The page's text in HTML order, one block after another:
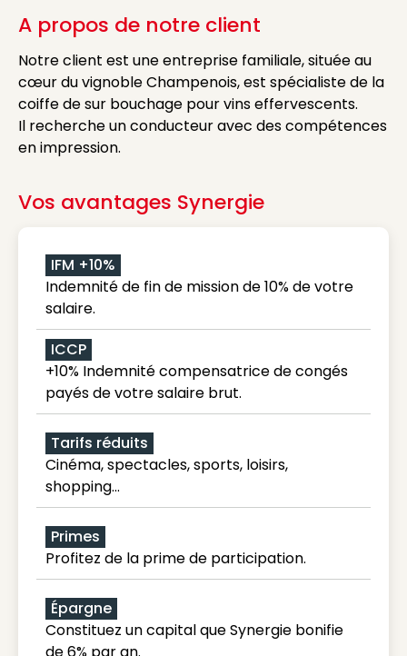
A propos de notre client
Notre client est une entreprise familiale, située au
cœur du vignoble Champenois, est spécialiste de la
coiffe de sur bouchage pour vins effervescents.
Il recherche un conducteur avec des compétences
en impression.
Vos avantages Synergie
IFM +10%
Indemnité de fin de mission de 10% de votre
salaire.
ICCP
+10% Indemnité compensatrice de congés
payés de votre salaire brut.
Tarifs réduits
Cinéma, spectacles, sports, loisirs,
shopping...
Primes
Profitez de la prime de participation.
Épargne
Constituez un capital que Synergie bonifie